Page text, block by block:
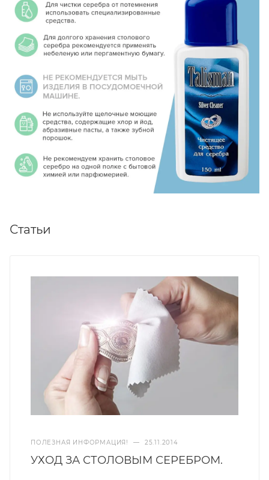
Статьи
ПОЛЕЗНАЯ ИНФОРМАЦИЯ! — 25.11.2014
УХОД ЗА СТОЛОВЫМ СЕРЕБРОМ.